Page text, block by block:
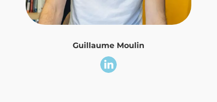
Guillaume Moulin